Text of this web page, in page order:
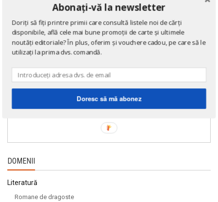
DOMENII
Literatură
Romane de dragoste
Abonați-vă la newsletter
Doriți să fiți printre primii care consultă listele noi de cărți
disponibile, află cele mai bune promoții de carte și ultimele
noutăți editoriale? În plus, oferim și vouchere cadou, pe care să le
utilizați la prima dvs. comandă.
Doresc să mă abonez